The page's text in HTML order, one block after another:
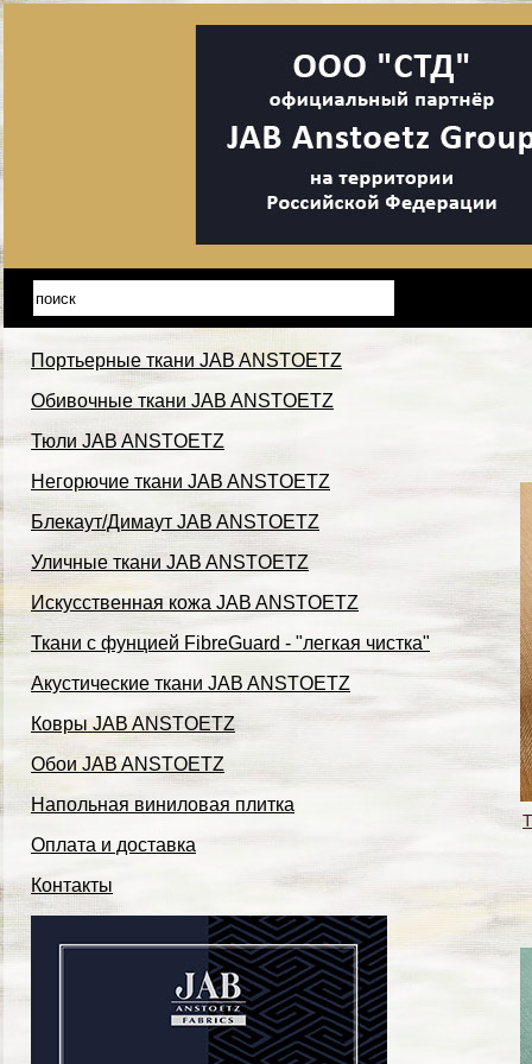
Портьерные ткани JAB ANSTOETZ
Обивочные ткани JAB ANSTOETZ
Тюли JAB ANSTOETZ
Негорючие ткани JAB ANSTOETZ
Блекаут/Димаут JAB ANSTOETZ
Уличные ткани JAB ANSTOETZ
Искусственная кожа JAB ANSTOETZ
Ткани с фунцией FibreGuard - "легкая чистка"
Акустические ткани JAB ANSTOETZ
Ковры JAB ANSTOETZ
Обои JAB ANSTOETZ
Напольная виниловая плитка
Оплата и доставка
Контакты